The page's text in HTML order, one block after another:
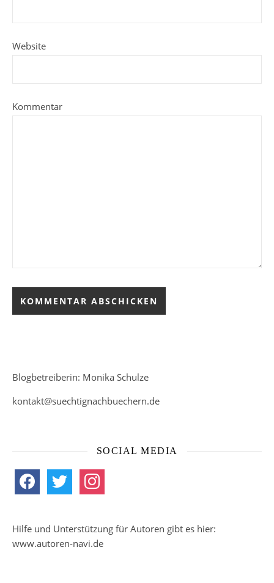
Website
Kommentar
Blogbetreiberin: Monika Schulze
kontakt@suechtignachbuechern.de
SOCIAL MEDIA
facebook twitter instagram
Hilfe und Unterstützung für Autoren gibt es hier:
www.autoren-navi.de